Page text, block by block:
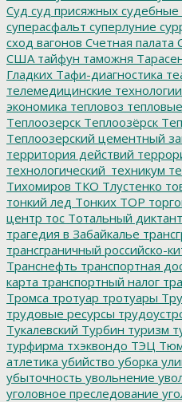
Суд суд присяжных судебные
суперасфальт суперлуние
сход вагонов Счетная палата
США тайфун таможня
Гладких Тафи-диагностика
телемедицинские технологии
экономика тепловоз
Теплоозерск Теплоозёрск
Теплоозерский цементный
территория действий
технологический_техникум
Тихомиров ТКО Тлустенко
тонкий лед Тонких ТОР
центр тос Тотальный диктант
трагедия в Забайкалье
трансграничный российско-
Транснефть транспортная
карта транспортный налог
Тромса тротуар тротуары
трудовые ресурсы
Тукалевский Турбин туризм
турфирма тхэквондо ТЭЦ
атлетика убийство уборка
убыточность увольнение
уголовное преследование